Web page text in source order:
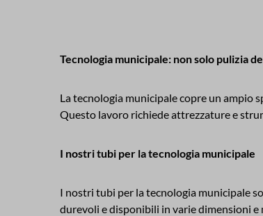
Tecnologia municipale: non solo pulizia
La tecnologia municipale copre un ampio
Questo lavoro richiede attrezzature e
I nostri tubi per la tecnologia municipale
I nostri tubi per la tecnologia municipale
durevoli e disponibili in varie dimensioni